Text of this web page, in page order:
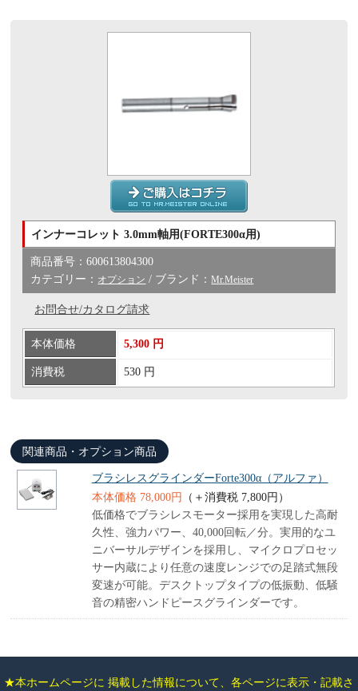
インナーコレット 3.0mm軸用(FORTE300α用)
商品番号：600613804300
カテゴリー： オプション / ブランド：Mr.Meister
お問合せ/カタログ請求
本体価格 5,300 円
消費税 530 円
関連商品・オプション商品
ブラシレスグラインダーForte300α（アルファ）
本体価格 78,000円
（＋消費税 7,800円）
低価格でブラシレスモーター採用を実現した高耐
久性、強力パワー、40,000回転／分。実用的なユ
ニバーサルデザインを採用し、マイクロプロセッ
サー内蔵により任意の速度レンジでの足踏式無段
変速が可能。デスクトップタイプの低振動、低騒
音の精密ハンドピースグラインダーです。
★本ホームページに 掲載した情報について、各ページに表示・記載さ